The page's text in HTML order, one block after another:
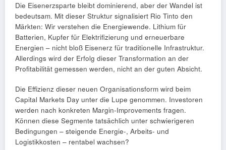
Die Eisenerzsparte bleibt dominierend, aber der Wandel ist
bedeutsam. Mit dieser Struktur signalisiert Rio Tinto den
Märkten: Wir verstehen die Energiewende. Lithium für
Batterien, Kupfer für Elektrifizierung und erneuerbare
Energien – nicht bloß Eisenerz für traditionelle Infrastruktur.
Allerdings wird der Erfolg dieser Transformation an der
Profitabilität gemessen werden, nicht an der guten Absicht.
Die Effizienz dieser neuen Organisationsform wird beim
Capital Markets Day unter die Lupe genommen. Investoren
werden nach konkreten Margin-Improvements fragen.
Können diese Segmente tatsächlich unter schwierigeren
Bedingungen – steigende Energie-, Arbeits- und
Logistikkosten – rentabel wachsen?